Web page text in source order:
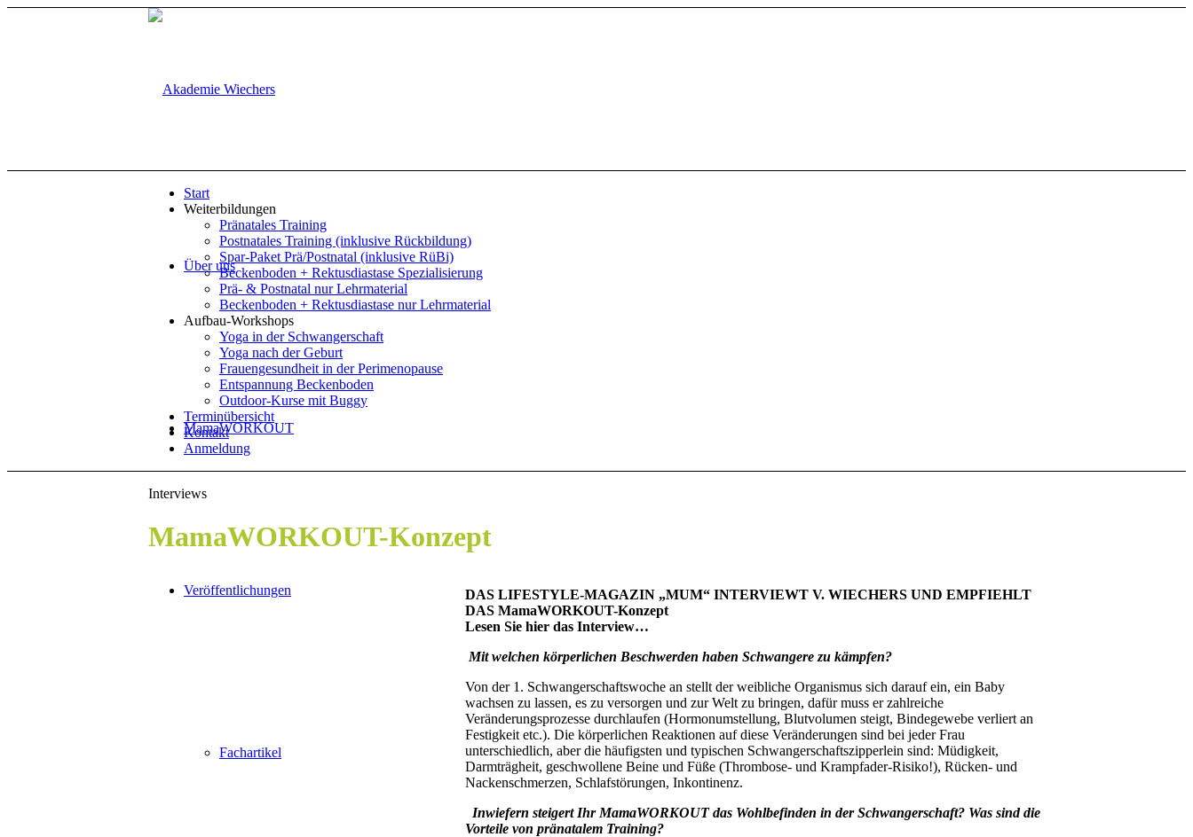
Über uns
MamaWORKOUT
Veröffentlichungen
Fachartikel
Start
Weiterbildungen
Pränatales Training
Postnatales Training (inklusive Rückbildung)
Spar-Paket Prä/Postnatal (inklusive RüBi)
Beckenboden + Rektusdiastase Spezialisierung
Prä- & Postnatal nur Lehrmaterial
Beckenboden + Rektusdiastase nur Lehrmaterial
Aufbau-Workshops
Yoga in der Schwangerschaft
Yoga nach der Geburt
Frauengesundheit in der Perimenopause
Entspannung Beckenboden
Outdoor-Kurse mit Buggy
Terminübersicht
Kontakt
Anmeldung
Interviews
MamaWORKOUT-Konzept
DAS LIFESTYLE-MAGAZIN „MUM“ INTERVIEWT V. WIECHERS UND EMPFIEHLT
DAS MamaWORKOUT-Konzept
Lesen Sie hier das Interview…
Mit welchen körperlichen Beschwerden haben Schwangere zu kämpfen?
Von der 1. Schwangerschaftswoche an stellt der weibliche Organismus sich darauf ein, ein Baby
wachsen zu lassen, es zu versorgen und zur Welt zu bringen, dafür muss er zahlreiche
Veränderungsprozesse durchlaufen (Hormonumstellung, Blutvolumen steigt, Bindegewebe verliert an
Festigkeit etc.). Die körperlichen Reaktionen auf diese Veränderungen sind bei jeder Frau
unterschiedlich, aber die häufigsten und typischen Schwangerschaftszipperlein sind: Müdigkeit,
Darmträgheit, geschwollene Beine und Füße (Thrombose- und Krampfader-Risiko!), Rücken- und
Nackenschmerzen, Schlafstörungen, Inkontinenz.
Inwiefern steigert Ihr MamaWORKOUT das Wohlbefinden in der Schwangerschaft? Was sind die
Vorteile von pränatalem Training?